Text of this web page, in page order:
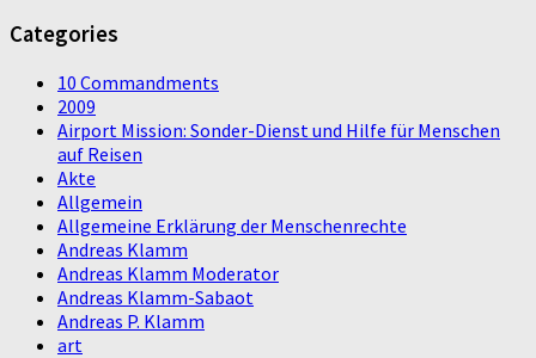
Categories
10 Commandments
2009
Airport Mission: Sonder-Dienst und Hilfe für Menschen
auf Reisen
Akte
Allgemein
Allgemeine Erklärung der Menschenrechte
Andreas Klamm
Andreas Klamm Moderator
Andreas Klamm-Sabaot
Andreas P. Klamm
art